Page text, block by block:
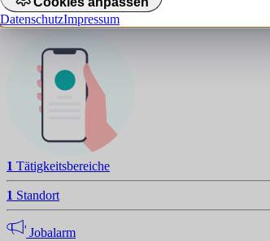
Jobalarm aktivieren
1 Tätigkeitsbereiche
1 Standort
Jobalarm
DatenschutzImpressum